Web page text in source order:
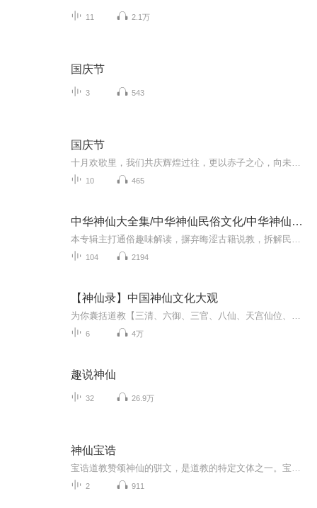
11 2.1万
国庆节
3 543
国庆节
10 465
中华神仙大全集/中华神仙民俗文化/中华神仙谱系
104 2194
【神仙录】中国神仙文化大观
6 4万
趣说神仙
32 26.9万
神仙宝诰
2 911